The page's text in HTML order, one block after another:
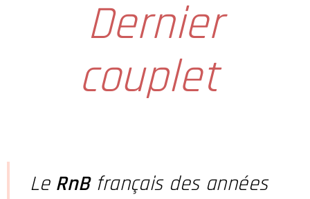
Dernier
couplet
LeRnB français des années